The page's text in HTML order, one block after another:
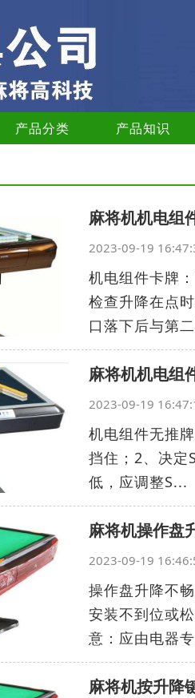
产品分类 产品知识
麻将机机电组
2023-09-19
机电组件卡牌
检查升降在点
口落下后与第
麻将机机电组
2023-09-19
机电组件无推
挡住；2、决定
低，应调整S...
麻将机操作盘
2023-09-19
操作盘升降不
安装不到位或
意：应由电器
麻将机按升降